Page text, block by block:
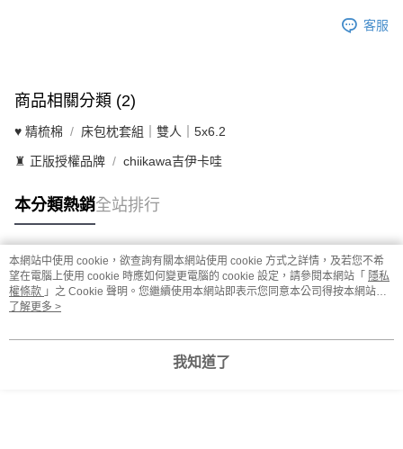
客服
商品相關分類 (2)
♥ 精梳棉 床包枕套組｜雙人｜5x6.2
♜ 正版授權品牌 chiikawa吉伊卡哇
本分類熱銷全站排行
熱門標籤
本網站中使用 cookie，欲查詢有關本網站使用 cookie 方式之詳情，及若您不希
望在電腦上使用 cookie 時應如何變更電腦的 cookie 設定，請參閱本網站「 隱私
權條款 」之 Cookie 聲明。您繼續使用本網站即表示您同意本公司得按本網站使
用條款之 Cookie 聲明使用 cookie。
了解更多 >
我知道了